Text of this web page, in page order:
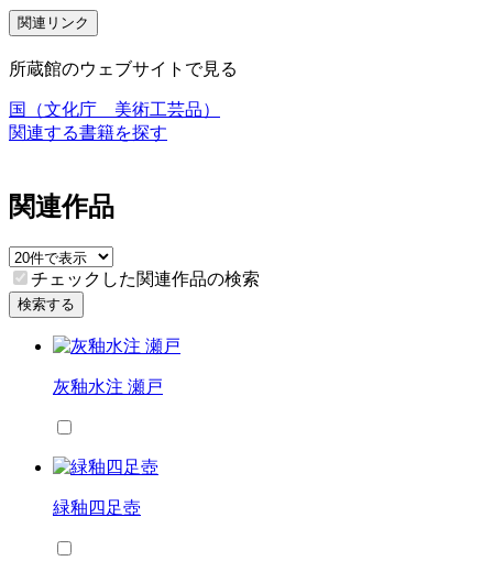
関連リンク
所蔵館のウェブサイトで見る
国（文化庁 美術工芸品）
関連する書籍を探す
関連作品
チェックした関連作品の検索
検索する
灰釉水注 瀬戸
緑釉四足壺